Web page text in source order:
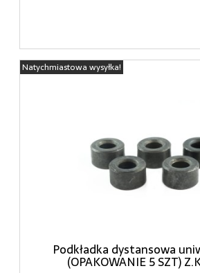
Podkładka dystansowa
(OPAKOWANIE 5 SZT)
Natychmiastowa wysyłka!